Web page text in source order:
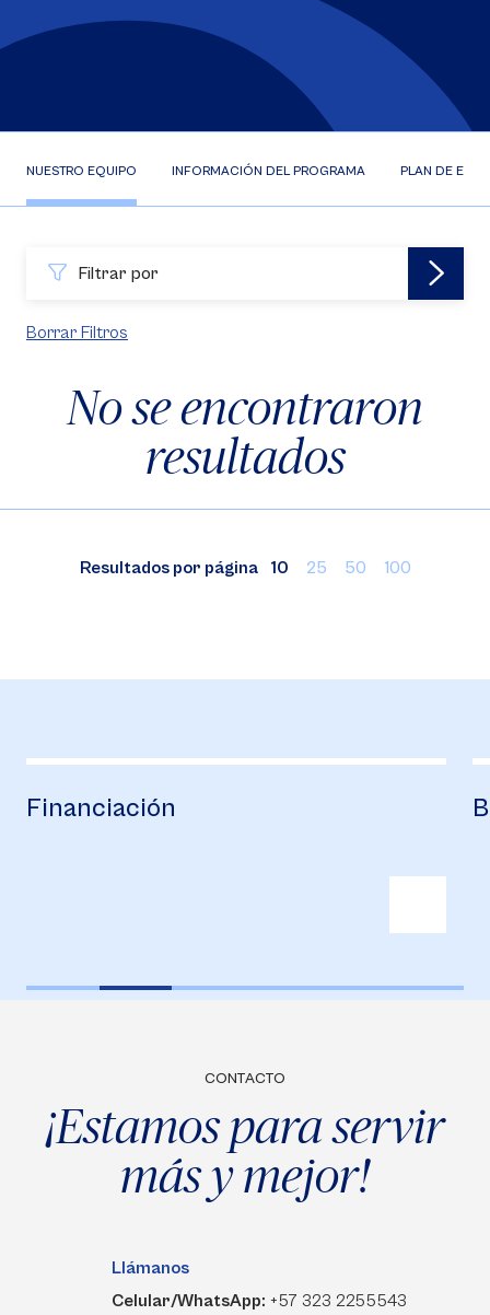
NUESTRO EQUIPO INFORMACIÓN DEL PROGRAMA PLAN DE
Filtrar por
Borrar Filtros
No se encontraron
resultados
Resultados por página 10 25 50 100
Financiación
CONTACTO
¡Estamos para servir
más y mejor!
Llámanos
Celular/WhatsApp: +57 323 2255543